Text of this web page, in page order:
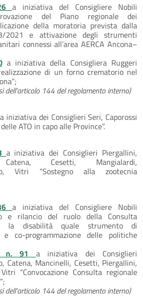
a iniziativa del Consigliere Nobili
del Piano regionale dei
della moratoria prevista dalla
2021 e attivazione degli strumenti
connessi all’area AERCA Ancona–
a iniziativa della Consigliera Ruggeri
di un forno crematorio nel
dell’articolo 144 del regolamento interno)
a iniziativa dei Consiglieri Seri, Caporossi
ATO in capo alle Province”.
a iniziativa dei Consiglieri Piergallini,
Cesetti, Mangialardi,
Vitri “Sostegno alla zootecnia
a iniziativa del Consigliere Nobili
e rilancio del ruolo della Consulta
la disabilità quale strumento di
e co-programmazione delle politiche
n. 91 a iniziativa dei Consiglieri
Catena, Mancinelli, Cesetti, Piergallini,
“Convocazione Consulta regionale
dell’articolo 144 del regolamento interno)